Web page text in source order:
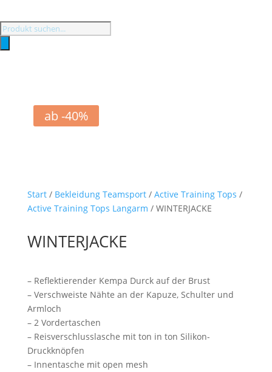
Products
ab -40%
Start/ Bekleidung Teamsport/ Active Training Tops /
Active Training Tops Langarm / WINTERJACKE
WINTERJACKE
– Reflektierender Kempa Durck auf der Brust
– Verschweiste Nähte an der Kapuze, Schulter und
Armloch
– 2 Vordertaschen
– Reisverschlusslasche mit ton in ton Silikon-
Druckknöpfen
– Innentasche mit open mesh